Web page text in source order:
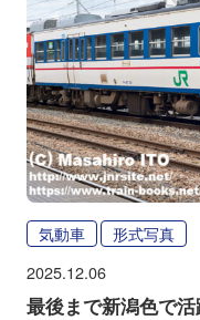
気動車 形式写真
2025.12.06
最後まで新潟色で